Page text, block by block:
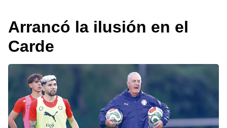
Arrancó la ilusión en el
Carde